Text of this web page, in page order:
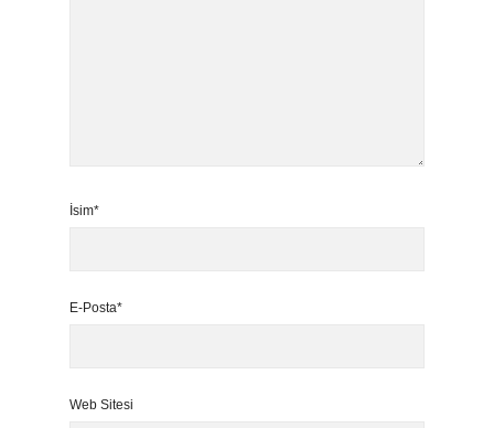
İsim*
E-Posta*
Web Sitesi